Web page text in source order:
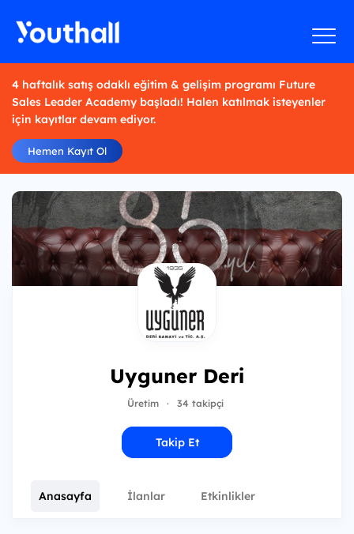
4 haftalık satış odaklı eğitim & gelişim programı Future
Sales Leader Academy başladı! Halen katılmak isteyenler
için kayıtlar devam ediyor.
Hemen Kayıt Ol
Uyguner Deri
Üretim · 34 takipçi
Takip Et
Anasayfa İlanlar Etkinlikler